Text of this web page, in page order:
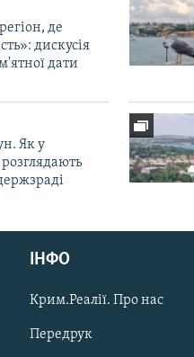
де
дискусія
дати
Як у
ІНФО
Крим.Реалії. Про нас
Передрук